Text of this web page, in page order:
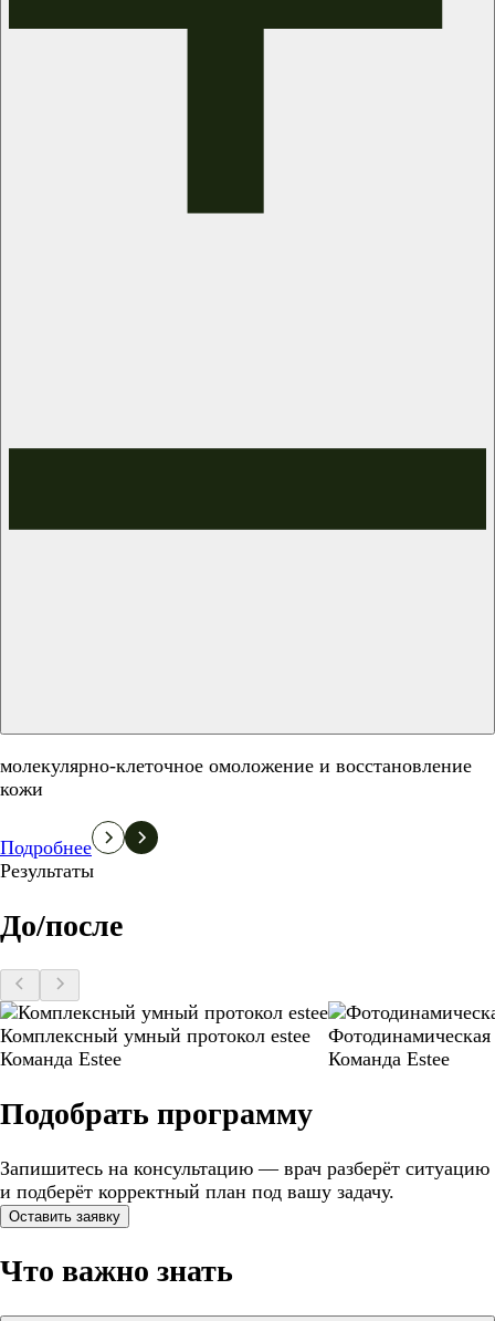
молекулярно-клеточное омоложение и восстановление
кожи
Подробнее
Результаты
До/после
Комплексный умный протокол estee
Команда Estee
Команда Estee
Подобрать программу
Запишитесь на консультацию — врач разберёт ситуацию
и подберёт корректный план под вашу задачу.
Оставить заявку
Что важно знать